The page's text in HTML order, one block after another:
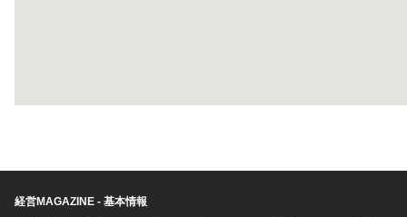
経営MAGAZINE - 基本情報